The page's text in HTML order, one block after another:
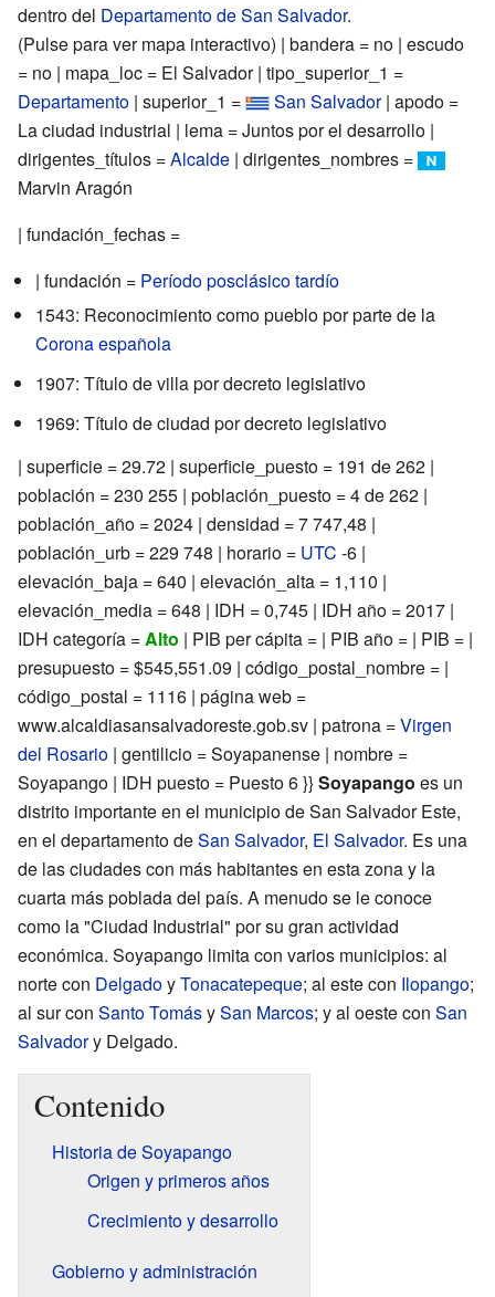
dentro del Departamento de San Salvador.
(Pulse para ver mapa interactivo) | bandera = no | escudo
= no | mapa_loc = El Salvador | tipo_superior_1 =
Departamento | superior_1 = San Salvador| apodo =
La ciudad industrial | lema = Juntos por el desarrollo |
dirigentes_títulos =Alcalde | dirigentes_nombres =
Marvin Aragón
| fundación_fechas =
| fundación = Período posclásico tardío
1543: Reconocimiento como pueblo por parte de la
Corona española
1907: Título de villa por decreto legislativo
1969: Título de ciudad por decreto legislativo
| superficie = 29.72 | superficie_puesto = 191 de 262 |
población = 230 255 | población_puesto = 4 de 262 |
población_año = 2024 | densidad = 7 747,48 |
población_urb = 229 748 | horario = UTC -6 |
elevación_baja = 640 | elevación_alta = 1,110 |
elevación_media = 648 | IDH = 0,745 | IDH año = 2017 |
IDH categoría =Alto | PIB per cápita = | PIB año = | PIB = |
presupuesto = $545,551.09 | código_postal_nombre = |
código_postal = 1116 | página web =
www.alcaldiasansalvadoreste.gob.sv | patrona =Virgen
del Rosario | gentilicio = Soyapanense | nombre =
Soyapango | IDH puesto = Puesto 6 }}Soyapango es un
distrito importante en el municipio de San Salvador Este,
en el departamento deSan Salvador, El Salvador. Es una
de las ciudades con más habitantes en esta zona y la
cuarta más poblada del país. A menudo se le conoce
como la "Ciudad Industrial" por su gran actividad
económica. Soyapango limita con varios municipios: al
norte con DelgadoyTonacatepeque; al este con Ilopango;
al sur con Santo TomásySan Marcos; y al oeste con San
Salvadory Delgado.
Contenido
Historia de Soyapango
Origen y primeros años
Crecimiento y desarrollo
Gobierno y administración